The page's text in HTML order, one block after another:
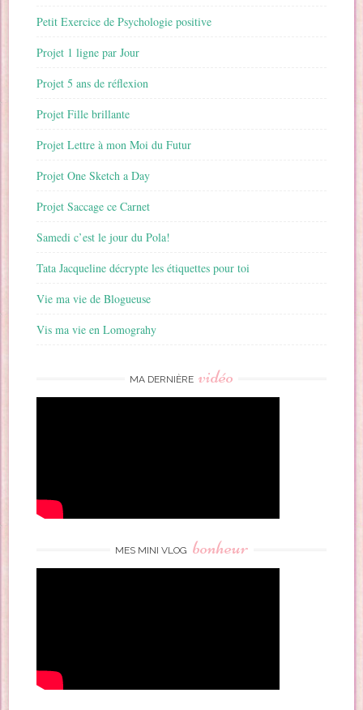
Petit Exercice de Psychologie positive
Projet 1 ligne par Jour
Projet 5 ans de réflexion
Projet Fille brillante
Projet Lettre à mon Moi du Futur
Projet One Sketch a Day
Projet Saccage ce Carnet
Samedi c’est le jour du Pola!
Tata Jacqueline décrypte les étiquettes pour toi
Vie ma vie de Blogueuse
Vis ma vie en Lomograhy
MA DERNIÈRE vidéo
MES MINI VLOG bonheur